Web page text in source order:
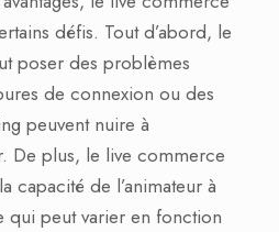
défis. Tout d’abord, le
poser des problèmes
de connexion ou des
peuvent nuire à
De plus, le live commerce
capacité de l’animateur à
qui peut varier en fonction